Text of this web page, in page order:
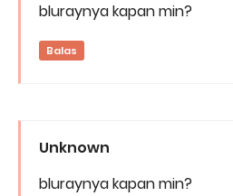
bluraynya kapan min?
Balas
Unknown
bluraynya kapan min?